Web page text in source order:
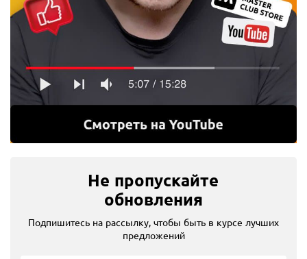
Не пропускайте
обновления
Подпишитесь на рассылку, чтобы быть в курсе лучших
предложений